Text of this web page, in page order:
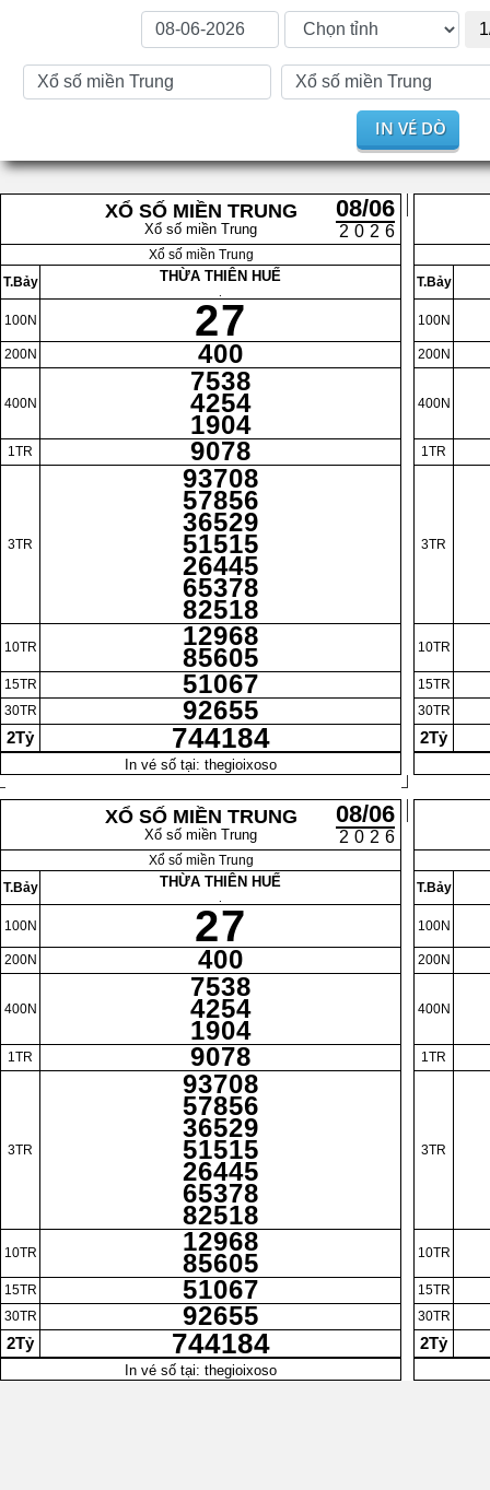
IN VÉ DÒ
XỔ SỐ MIỀN TRUNG
Xổ số miền Trung
08/06
2026
Xổ số miền Trung
T.Bảy
100N
200N
400N
1TR
3TR
10TR
15TR
30TR
2Tỷ
THỪA THIÊN HUẾ
27
400
7538
4254
1904
9078
93708
57856
36529
51515
26445
65378
82518
12968
85605
51067
92655
744184
In vé số tại: thegioixoso
T.Bảy
100N
200N
400N
1TR
3TR
10TR
15TR
30TR
2Tỷ
XỔ SỐ MIỀN TRUNG
Xổ số miền Trung
08/06
2026
Xổ số miền Trung
T.Bảy
100N
200N
400N
1TR
3TR
10TR
15TR
30TR
2Tỷ
THỪA THIÊN HUẾ
27
400
7538
4254
1904
9078
93708
57856
36529
51515
26445
65378
82518
12968
85605
51067
92655
744184
In vé số tại: thegioixoso
T.Bảy
100N
200N
400N
1TR
3TR
10TR
15TR
30TR
2Tỷ